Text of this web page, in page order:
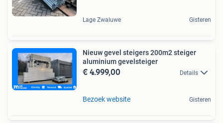
Lage Zwaluwe Gisteren
Nieuw gevel steigers 200m2 steiger
aluminium gevelsteiger
€ 4.999,00 Details
Bezoek website Gisteren